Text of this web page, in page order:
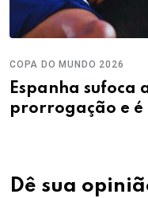
COPA DO MUNDO 2026
Espanha sufoca
prorrogação e é
Dê sua